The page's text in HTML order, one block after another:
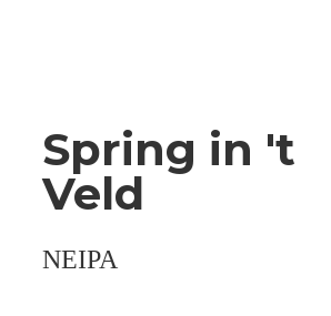
Spring in 't
Veld
NEIPA